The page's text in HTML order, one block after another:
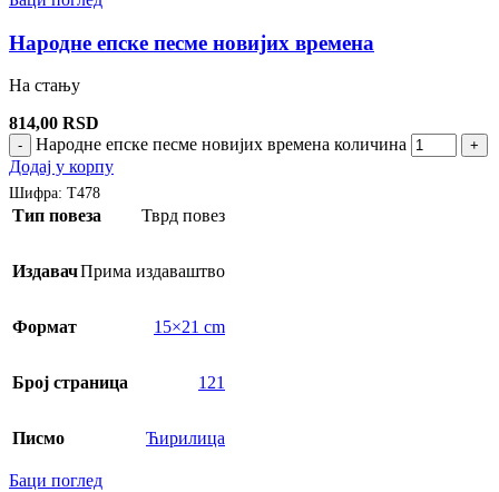
Народне епске песме новијих времена
На стању
814,00 RSD
- Народне епске песме новијих времена количина +
Додај у корпу
Шифра: Т478
Тип повеза Тврд повез
ИздавачПрима издаваштво
Формат 15×21 cm
Број страница 121
Писмо Ћирилица
Баци поглед